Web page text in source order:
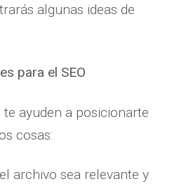
algunas ideas de
para el SEO
ayuden a posicionarte
cosas:
archivo sea relevante y